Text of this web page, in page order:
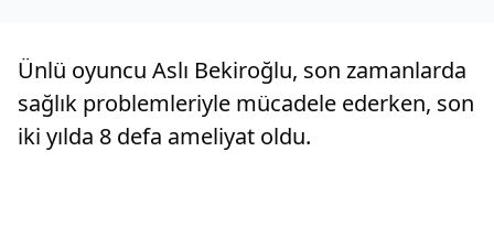
Ünlü oyuncu Aslı Bekiroğlu, son zamanlarda
sağlık problemleriyle mücadele ederken, son
iki yılda 8 defa ameliyat oldu.